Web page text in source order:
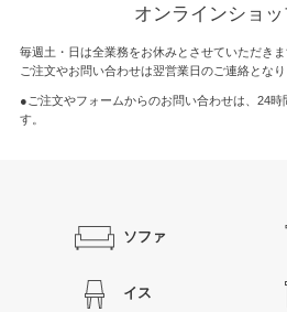
オンラインショッ
毎週土・日は全業務をお休みとさせていただき
ご注文やお問い合わせは翌営業日のご連絡となり
●ご注文やフォームからのお問い合わせは、 24時
す。
ソファ
イス